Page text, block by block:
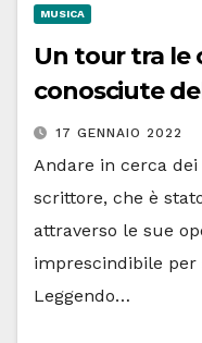
MUSICA
Un tour tra le
conosciute
17 GENNAIO 2022
Andare in cerca
scrittore, che è
attraverso le sue
imprescindibile
Leggendo…